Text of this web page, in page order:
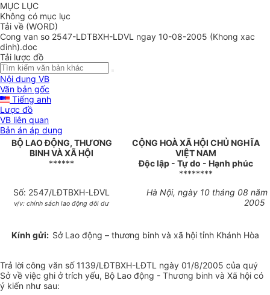
MỤC LỤC
Không có mục lục
Tải về (WORD)
Cong van so 2547-LDTBXH-LDVL ngay 10-08-2005 (Khong xac
dinh).doc
Tải lược đồ
Nội dung VB
Văn bản gốc
Tiếng anh
Lược đồ
VB liên quan
Bản án áp dụng
BỘ LAO ĐỘNG, THƯƠNG
BINH VÀ XÃ HỘI
******
CỘNG HOÀ XÃ HỘI CHỦ NGHĨA
VIỆT NAM
Độc lập - Tự do - Hạnh phúc
********
Số: 2547/LĐTBXH-LĐVL
v/v: chính sách lao động dôi dư
Hà Nội, ngày 10 tháng 08 năm
2005
Kính gửi: Sở Lao động – thương binh và xã hội tỉnh Khánh Hòa
Trả lời công văn số 1139/LĐTBXH-LĐTL ngày 01/8/2005 của quý
Sở về việc ghi ở trích yếu, Bộ Lao động - Thương binh và Xã hội có
ý kiến như sau: